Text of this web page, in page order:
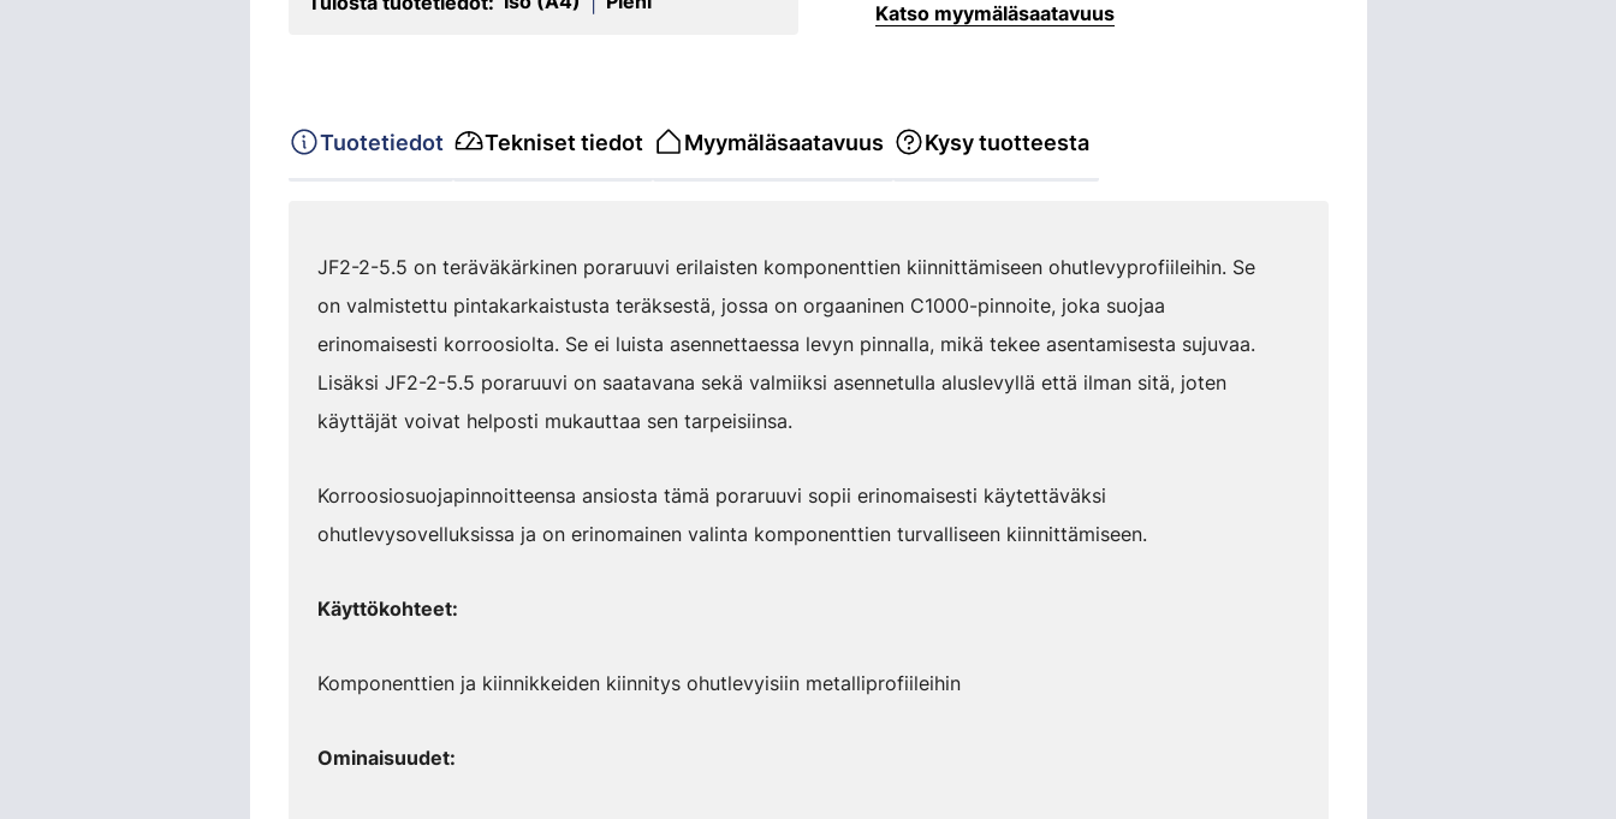
Katso myymäläsaatavuus
Tuotetiedot Tekniset tiedot Myymäläsaatavuus Kysy tuotteesta
JF2-2-5.5 on teräväkärkinen poraruuvi erilaisten komponenttien kiinnittämiseen ohutlevyprofiileihin. Se
on valmistettu pintakarkaistusta teräksestä, jossa on orgaaninen C1000-pinnoite, joka suojaa
erinomaisesti korroosiolta. Se ei luista asennettaessa levyn pinnalla, mikä tekee asentamisesta sujuvaa.
Lisäksi JF2-2-5.5 poraruuvi on saatavana sekä valmiiksi asennetulla aluslevyllä että ilman sitä, joten
käyttäjät voivat helposti mukauttaa sen tarpeisiinsa.
Korroosiosuojapinnoitteensa ansiosta tämä poraruuvi sopii erinomaisesti käytettäväksi
ohutlevysovelluksissa ja on erinomainen valinta komponenttien turvalliseen kiinnittämiseen.
Käyttökohteet:
Komponenttien ja kiinnikkeiden kiinnitys ohutlevyisiin metalliprofiileihin
Ominaisuudet: